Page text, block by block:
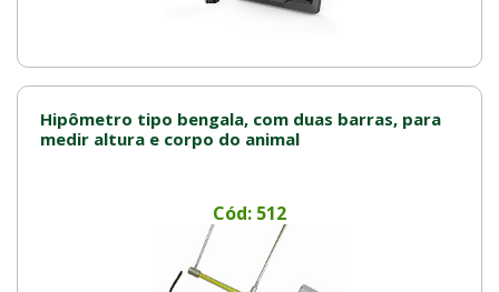
Hipômetro tipo bengala, com duas barras, para
medir altura e corpo do animal
Cód: 512